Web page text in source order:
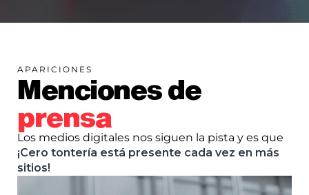
APARICIONES
Menciones de
prensa
Los medios digitales nos siguen la pista y es que
¡Cero tontería está presente cada vez en más
sitios!